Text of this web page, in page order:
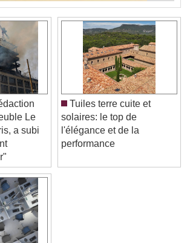
Le
a subi
Tuiles terre cuite et
solaires: le top de
l'élégance et de la